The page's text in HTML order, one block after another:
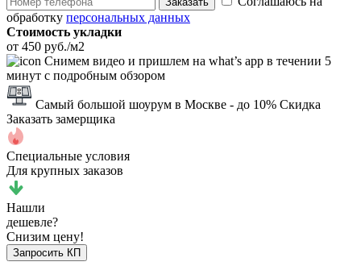
обработку персональных данных
Стоимость укладки
от 450 руб./м2
Снимем видео и пришлем на what’s app в течении 5
минут с подробным обзором
Самый большой шоурум в Москве - до 10% Скидка
Заказать замерщика
Специальные условия
Для крупных заказов
Нашли
дешевле?
Снизим цену!
Запросить КП